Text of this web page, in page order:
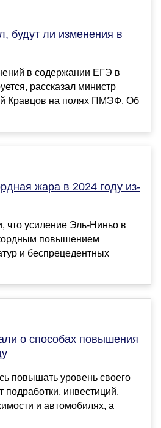
будут ли изменения в
в содержании ЕГЭ в
рассказал министр
Кравцов на полях ПМЭФ. Об
жара в 2024 году из-
что усиление Эль-Ниньо в
повышением
и беспрецедентных
о способах повышения
повышать уровень своего
подработки, инвестиций,
и автомобилях, а